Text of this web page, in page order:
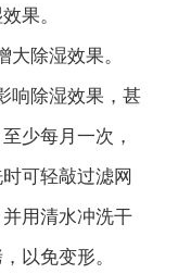
果。
除湿效果。
响除湿效果，甚
少每月一次，
可轻敲过滤网
用清水冲洗干
以免变形。